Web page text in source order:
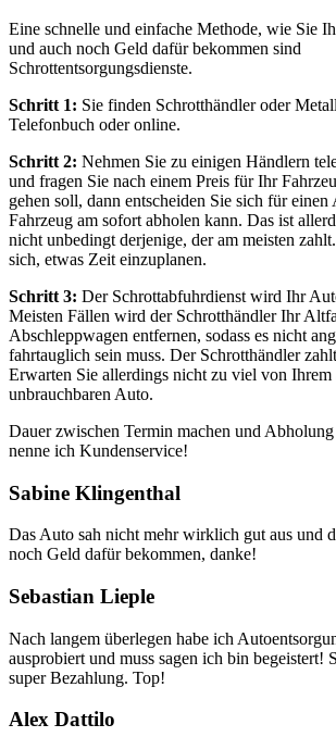
Eine schnelle und einfache Methode, wie Sie
und auch noch Geld dafür bekommen sind
Schrottentsorgungsdienste.
Schritt 1: Sie finden Schrotthändler oder
Telefonbuch oder online.
Schritt 2: Nehmen Sie zu einigen Händlern
und fragen Sie nach einem Preis für Ihr
gehen soll, dann entscheiden Sie sich für einen
Fahrzeug am sofort abholen kann. Das ist
nicht unbedingt derjenige, der am meisten
sich, etwas Zeit einzuplanen.
Schritt 3: Der Schrottabfuhrdienst wird Ihr
Meisten Fällen wird der Schrotthändler Ihr
Abschleppwagen entfernen, sodass es nicht
fahrtauglich sein muss. Der Schrotthändler
Erwarten Sie allerdings nicht zu viel von Ihrem
unbrauchbaren Auto.
Dauer zwischen Termin machen und
nenne ich Kundenservice!
Sabine Klingenthal
Das Auto sah nicht mehr wirklich gut aus und
noch Geld dafür bekommen, danke!
Sebastian Lieple
Nach langem überlegen habe ich
ausprobiert und muss sagen ich bin begeistert!
super Bezahlung. Top!
Alex Dattilo